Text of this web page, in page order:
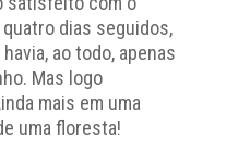
dias seguidos,
ao todo, apenas
Mas logo
mais em uma
uma floresta!